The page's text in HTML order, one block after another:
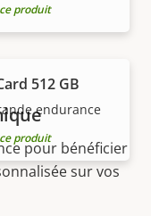
produit
512 GB
endurance
produit
pour bénéficier
sur vos